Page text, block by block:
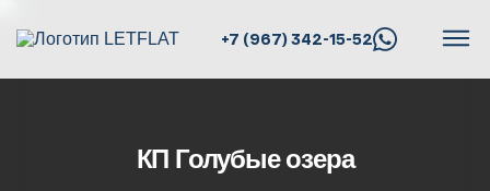
+7 (967) 342-15-52
КП Голубые озера